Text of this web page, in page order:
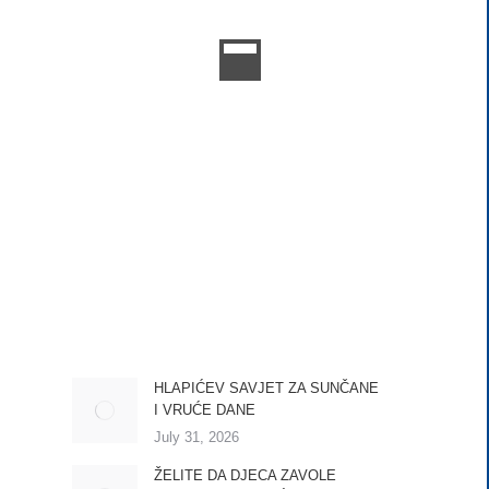
HLAPIĆEV SAVJET ZA SUNČANE
I VRUĆE DANE
July 31, 2026
ŽELITE DA DJECA ZAVOLE